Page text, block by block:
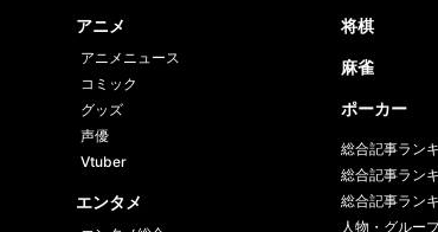
アニメ
アニメニュース
コミック
グッズ
声優
Vtuber
エンタメ
将棋
麻雀
ポーカー
総合記事ラン
総合記事ラン
総合記事ラン
人物・グルー